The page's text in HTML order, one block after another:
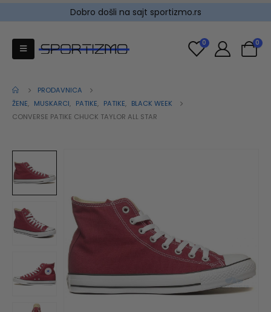
Dobro došli na sajt sportizmo.rs
0 0
PRODAVNICA
ŽENE, MUSKARCI, PATIKE, PATIKE, BLACK WEEK
CONVERSE PATIKE CHUCK TAYLOR ALL STAR